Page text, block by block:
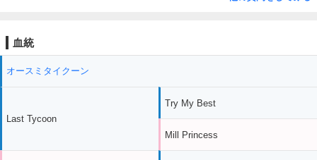
血統
オースミタイクーン
Last Tycoon
Try My Best
Mill Princess